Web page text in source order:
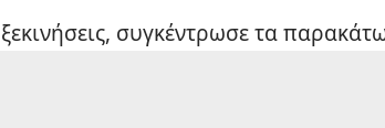
συγκέντρωσε τα